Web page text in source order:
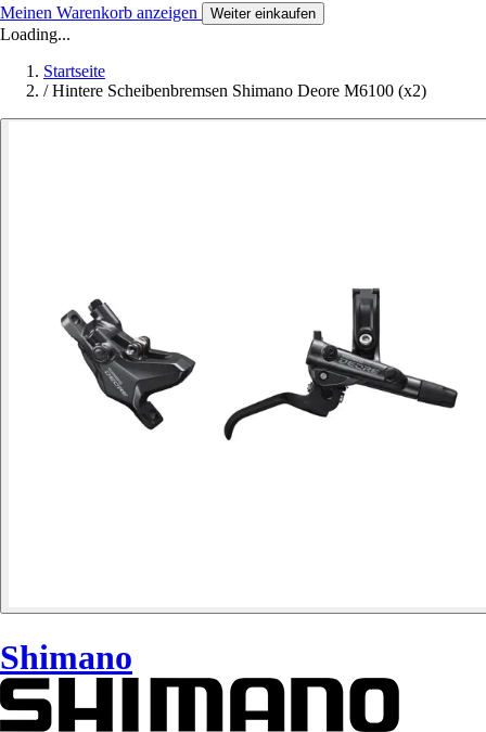
Meinen Warenkorb anzeigen Weiter einkaufen
Loading...
Startseite
/ Hintere Scheibenbremsen Shimano Deore M6100 (x2)
Shimano